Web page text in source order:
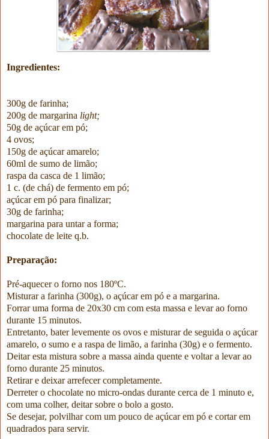
Ingredientes:
300g de farinha;
200g de margarina light;
50g de açúcar em pó;
4 ovos;
150g de açúcar amarelo;
60ml de sumo de limão;
raspa da casca de 1 limão;
1 c. (de chá) de fermento em pó;
açúcar em pó para finalizar;
30g de farinha;
margarina para untar a forma;
chocolate de leite q.b.
Preparação:
Pré-aquecer o forno nos 180ºC.
Misturar a farinha (300g), o açúcar em pó e a margarina.
Forrar uma forma de 20x30 cm com esta massa e levar ao forno
durante 15 minutos.
Entretanto, bater levemente os ovos e misturar de seguida o açúcar
amarelo, o sumo e a raspa de limão, a farinha (30g) e o fermento.
Deitar esta mistura sobre a massa ainda quente e voltar a levar ao
forno durante 25 minutos.
Retirar e deixar arrefecer completamente.
Derreter o chocolate no micro-ondas durante cerca de 1 minuto e,
com uma colher, deitar sobre o bolo a gosto.
Se desejar, polvilhar com um pouco de açúcar em pó e cortar em
quadrados para servir.